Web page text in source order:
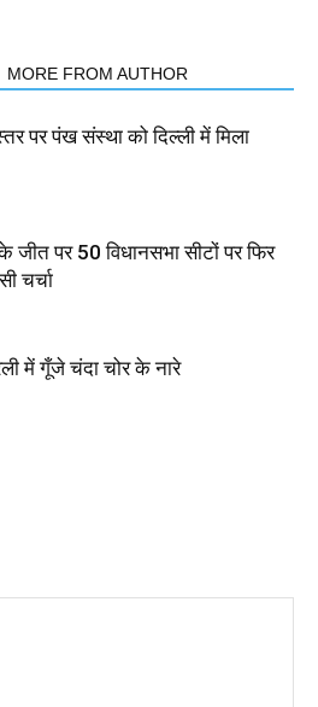
MORE FROM AUTHOR
पर पंख संस्था को दिल्ली में मिला
पर 50 विधानसभा सीटों पर फिर
चर्चा
में गूँजे चंदा चोर के नारे